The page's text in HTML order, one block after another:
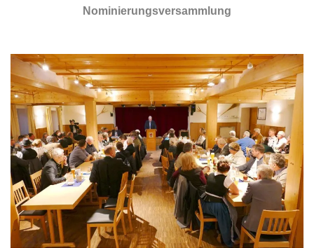
Nominierungsversammlung